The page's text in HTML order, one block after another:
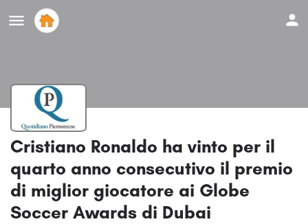
Cristiano Ronaldo ha vinto per il
quarto anno consecutivo il premio
di miglior giocatore ai Globe
Soccer Awards di Dubai